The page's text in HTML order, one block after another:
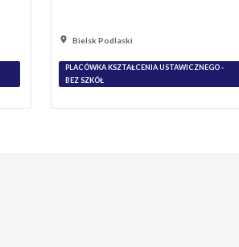
Bielsk Podlaski
PLACÓWKA KSZTAŁCENIA USTAWICZNEGO -
BEZ SZKÓŁ